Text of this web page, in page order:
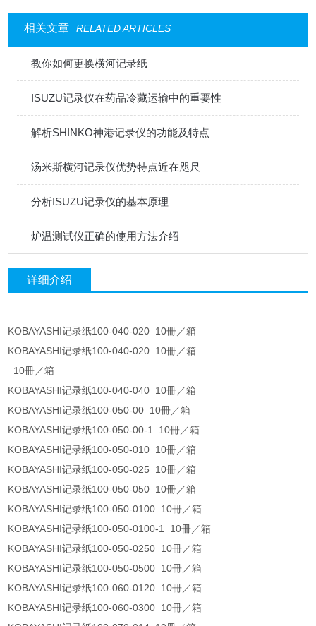
相关文章 RELATED ARTICLES
教你如何更换横河记录纸
ISUZU记录仪在药品冷藏运输中的重要性
解析SHINKO神港记录仪的功能及特点
汤米斯横河记录仪优势特点近在咫尺
分析ISUZU记录仪的基本原理
炉温测试仪正确的使用方法介绍
详细介绍
KOBAYASHI记录纸100-040-020 10冊／箱
KOBAYASHI记录纸100-040-020 10冊／箱
10冊／箱
KOBAYASHI记录纸100-040-040 10冊／箱
KOBAYASHI记录纸100-050-00 10冊／箱
KOBAYASHI记录纸100-050-00-1 10冊／箱
KOBAYASHI记录纸100-050-010 10冊／箱
KOBAYASHI记录纸100-050-025 10冊／箱
KOBAYASHI记录纸100-050-050 10冊／箱
KOBAYASHI记录纸100-050-0100 10冊／箱
KOBAYASHI记录纸100-050-0100-1 10冊／箱
KOBAYASHI记录纸100-050-0250 10冊／箱
KOBAYASHI记录纸100-050-0500 10冊／箱
KOBAYASHI记录纸100-060-0120 10冊／箱
KOBAYASHI记录纸100-060-0300 10冊／箱